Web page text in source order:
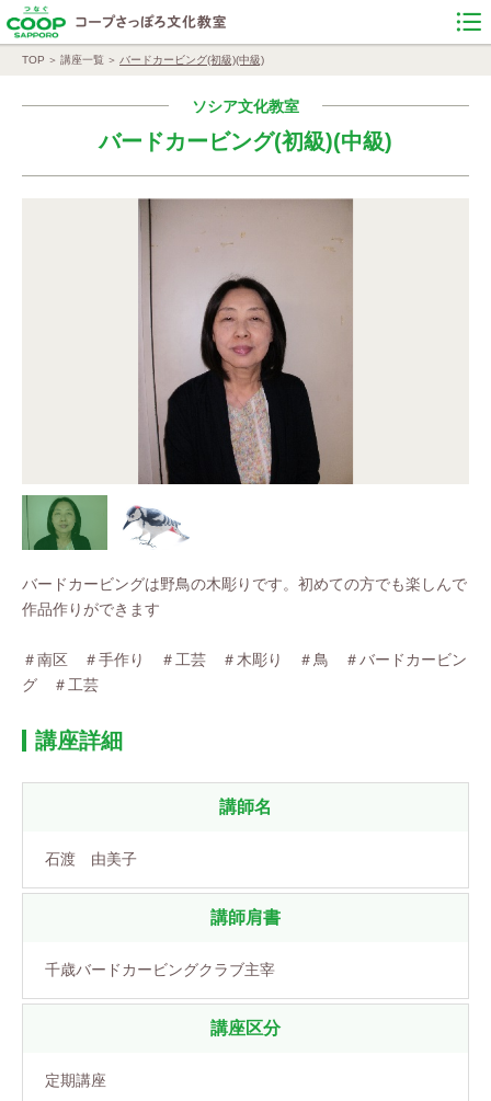
TOP 講座一覧 バードカービング(初級)(中級)
ソシア文化教室
バードカービング(初級)(中級)
バードカービングは野鳥の木彫りです。初めての方でも楽しんで
作品作りができます
＃南区 ＃手作り ＃工芸 ＃木彫り ＃鳥 ＃バードカービン
グ ＃工芸
講座詳細
講師名
石渡 由美子
講師肩書
千歳バードカービングクラブ主宰
講座区分
定期講座